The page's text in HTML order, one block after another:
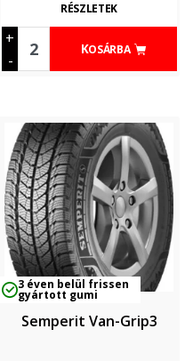
+
-
KOSÁRBA
RÉSZLETEK
3 éven belül frissen
gyártott gumi
Semperit Van-Grip3